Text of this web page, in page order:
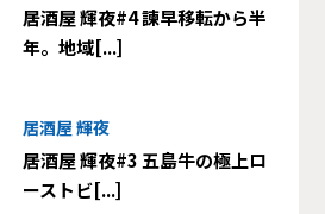
居酒屋 輝夜#4 諫早移転から半
年。地域[...]
居酒屋 輝夜
居酒屋 輝夜#3 五島牛の極上ロ
ーストビ[...]